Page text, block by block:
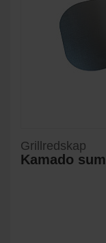
Grillredskap
Kamado